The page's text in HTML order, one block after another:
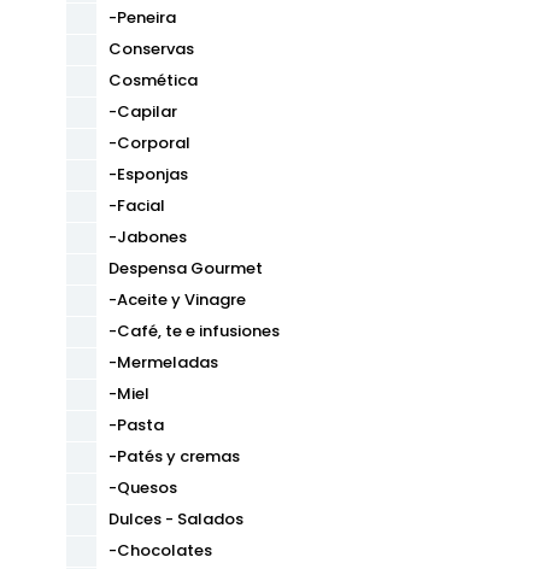
-Peneira
Conservas
Cosmética
-Capilar
-Corporal
-Esponjas
-Facial
-Jabones
Despensa Gourmet
-Aceite y Vinagre
-Café, te e infusiones
-Mermeladas
-Miel
-Pasta
-Patés y cremas
-Quesos
Dulces - Salados
-Chocolates